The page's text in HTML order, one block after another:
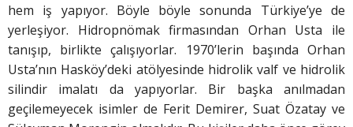
hem iş yapıyor. Böyle böyle sonunda Türkiye’ye de
yerleşiyor. Hidropnömak firmasından Orhan Usta ile
tanışıp, birlikte çalışıyorlar. 1970’lerin başında Orhan
Usta’nın Hasköy’deki atölyesinde hidrolik valf ve hidrolik
silindir imalatı da yapıyorlar. Bir başka anılmadan
geçilemeyecek isimler de Ferit Demirer, Suat Özatay ve